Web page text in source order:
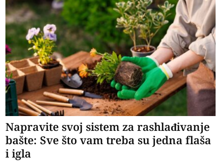
Napravite svoj sistem za rashlađivanje
bašte: Sve što vam treba su jedna flaša
i igla